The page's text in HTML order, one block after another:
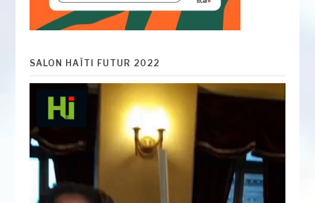
SALON HAÏTI FUTUR 2022